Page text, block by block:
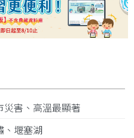
害、高溫最顯著
、堰塞湖